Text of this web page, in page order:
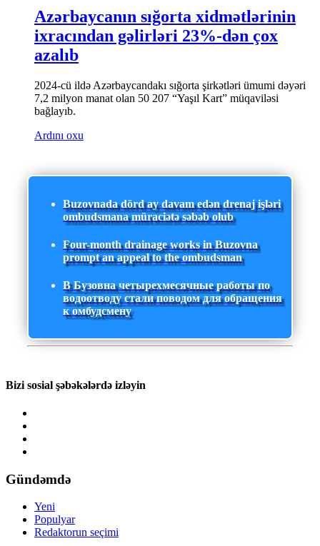
Azərbaycanın sığorta xidmətlərinin
ixracından gəlirləri 23%-dən çox
azalıb
2024-cü ildə Azərbaycandakı sığorta şirkətləri ümumi dəyəri
7,2 milyon manat olan 50 207 “Yaşıl Kart” müqaviləsi
bağlayıb.
Ardını oxu
Buzovnada dörd ay davam edən drenaj işləri
ombudsmana müraciətə səbəb olub
Four-month drainage works in Buzovna
prompt an appeal to the ombudsman
В Бузовна четырехмесячные работы по
водоотводу стали поводом для обращения
к омбудсмену
Bizi sosial şəbəkələrdə izləyin
Gündəmdə
Yeni
Populyar
Redaktorun seçimi